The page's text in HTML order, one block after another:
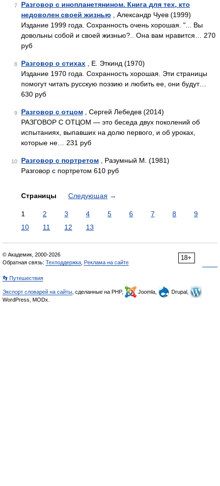
7
Разговор с инопланетянином. Книга для тех, кто
недоволен своей жизнью , Александр Чуев (1999)
Издание 1999 года. Сохранность очень хорошая. "... Вы
довольны собой и своей жизнью?.. Она вам нравится… 270
руб
8 Разговор о стихах , Е. Эткинд (1970)
Издание 1970 года. Сохранность хорошая. Эти страницы
помогут читать русскую поэзию и любить ее, они будут…
630 руб
9 Разговор с отцом , Сергей Лебедев (2014)
РАЗГОВОР С ОТЦОМ — это беседа двух поколений об
испытаниях, выпавших на долю первого, и об уроках,
которые не… 231 руб
10 Разговор с портретом , Разумный М. (1981)
Разговор с портретом 610 руб
Страницы Следующая →
1 2 3 4 5 6 7 8
9
10
11 12 13
18+
© Академик, 2000-2026
Обратная связь: Техподдержка Реклама на сайте
👣 Путешествия
Экспорт словарей на сайты , сделанные на PHP, Joomla,
Drupal,
WordPress, MODx.